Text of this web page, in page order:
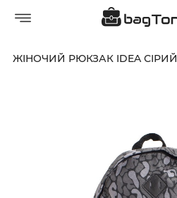
ЖІНОЧИЙ РЮКЗАК IDEA СІРИЙ